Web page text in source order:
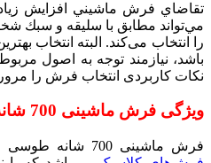
تقاضاي فرش ماشيني افزايش
مي‌تواند مطابق با سليقه و سبك
را انتخاب می‌کند. البته انتخاب
باشد، نیازمند توجه به اصول
نکات کاربردی انتخاب فرش را
ویژگی فرش ماشینی 700 شانه طوسی متالیک افرند
فرش ماشینی 700 شانه طوسی متالیک افرند کد 7790 یکی از